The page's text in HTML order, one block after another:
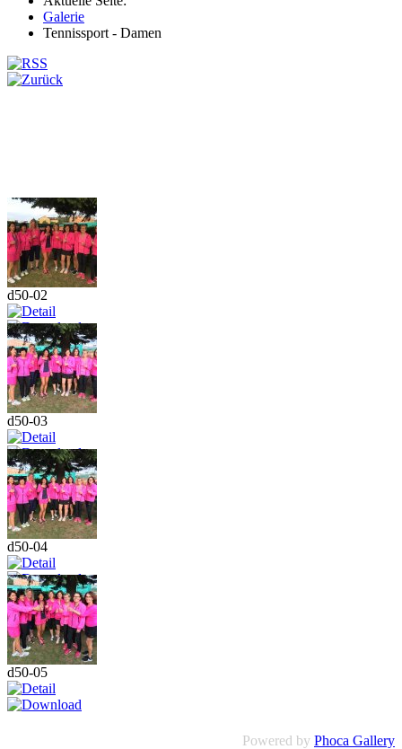
Galerie
Tennissport - Damen
d50-02
d50-03
d50-04
d50-05
Powered by Phoca Gallery